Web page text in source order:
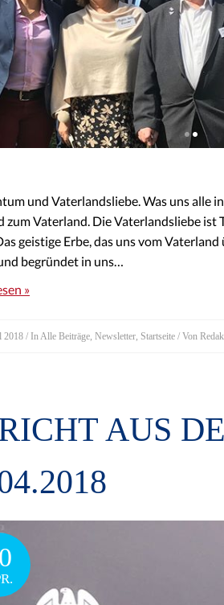
und Vaterlandsliebe. Was uns alle
zum Vaterland. Die Vaterlandsliebe ist
geistige Erbe, das uns vom
begründet in uns…
»
2018 / InAlle Beiträge, Newsletter, Startseite / Von
AUS